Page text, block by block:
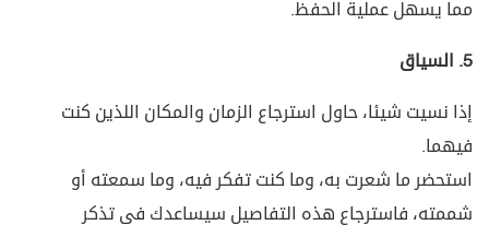
مما يسهل عملية الحفظ.
5. السياق
إذا نسيت شيئا، حاول استرجاع الزمان والمكان اللذين كنت
فيهما.
استحضر ما شعرت به، وما كنت تفكر فيه، وما سمعته أو
شممته، فاسترجاع هذه التفاصيل سيساعدك في تذكر